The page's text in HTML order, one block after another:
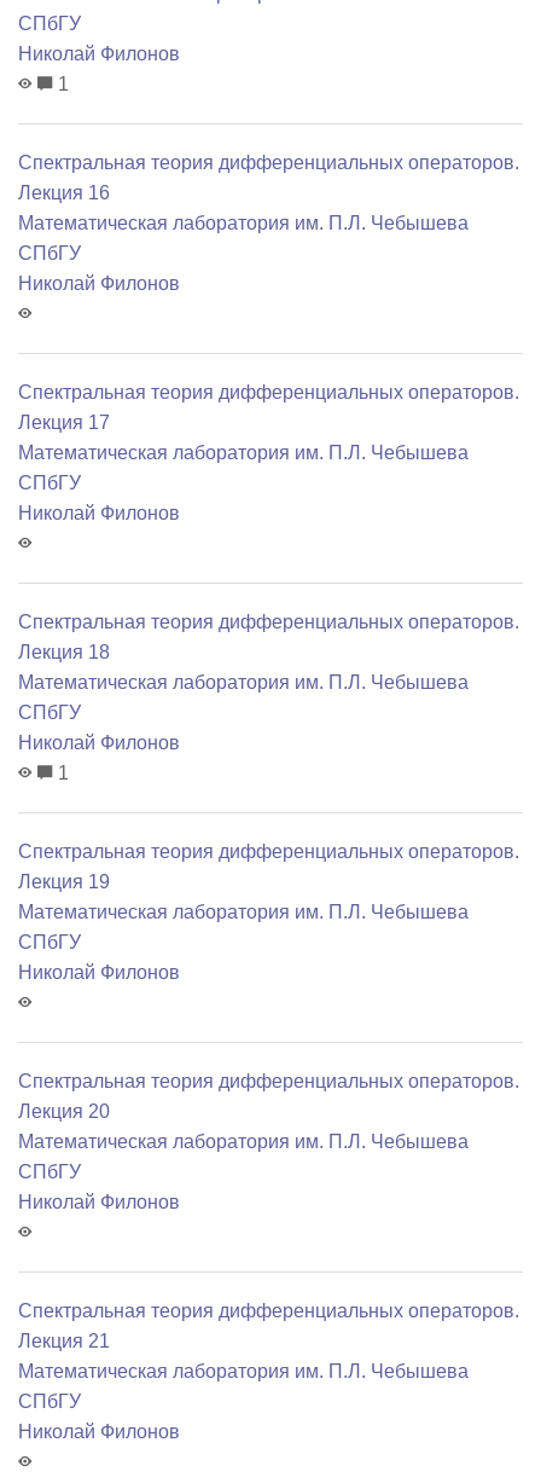
СПбГУ
Николай Филонов
1
Спектральная теория дифференциальных операторов.
Лекция 16
Математичеcкая лаборатория им. П.Л. Чебышева
СПбГУ
Николай Филонов
Спектральная теория дифференциальных операторов.
Лекция 17
Математичеcкая лаборатория им. П.Л. Чебышева
СПбГУ
Николай Филонов
Спектральная теория дифференциальных операторов.
Лекция 18
Математичеcкая лаборатория им. П.Л. Чебышева
СПбГУ
Николай Филонов
1
Спектральная теория дифференциальных операторов.
Лекция 19
Математичеcкая лаборатория им. П.Л. Чебышева
СПбГУ
Николай Филонов
Спектральная теория дифференциальных операторов.
Лекция 20
Математичеcкая лаборатория им. П.Л. Чебышева
СПбГУ
Николай Филонов
Спектральная теория дифференциальных операторов.
Лекция 21
Математичеcкая лаборатория им. П.Л. Чебышева
СПбГУ
Николай Филонов